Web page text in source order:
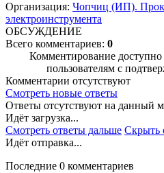
Организация: Чопчиц (ИП).
электроинструмента
ОБСУЖДЕНИЕ
Всего комментариев: 0
Комментирование
пользователям с
Комментарии отсутствуют
Смотреть новые ответы
Ответы отсутствуют на данный
Идёт загрузка...
Смотреть ответы дальше Скрыть
Идёт отправка...
Последние 0 комментариев